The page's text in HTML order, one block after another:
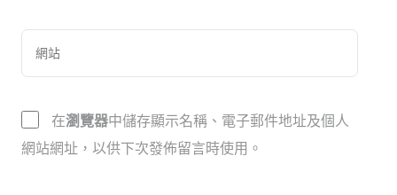
在瀏覽器中儲存顯示名稱、電子郵件地址及個人
網站網址，以供下次發佈留言時使用。